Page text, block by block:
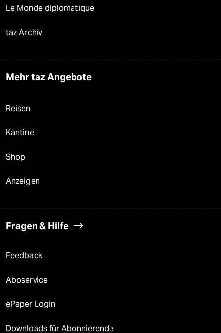
Le Monde diplomatique
taz Archiv
Mehr taz Angebote
Reisen
Kantine
Shop
Anzeigen
Fragen & Hilfe
Feedback
Aboservice
ePaper Login
Downloads für Abonnierende